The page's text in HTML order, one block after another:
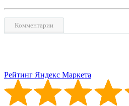
Комментарии
Рейтинг Яндекс Маркета